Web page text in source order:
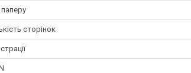
паперу
сторінок